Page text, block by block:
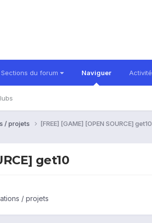
Sections du forum Naviguer Activité
/ projets [FREE] [GAME] [OPEN SOURCE] get10
get10
/ projets